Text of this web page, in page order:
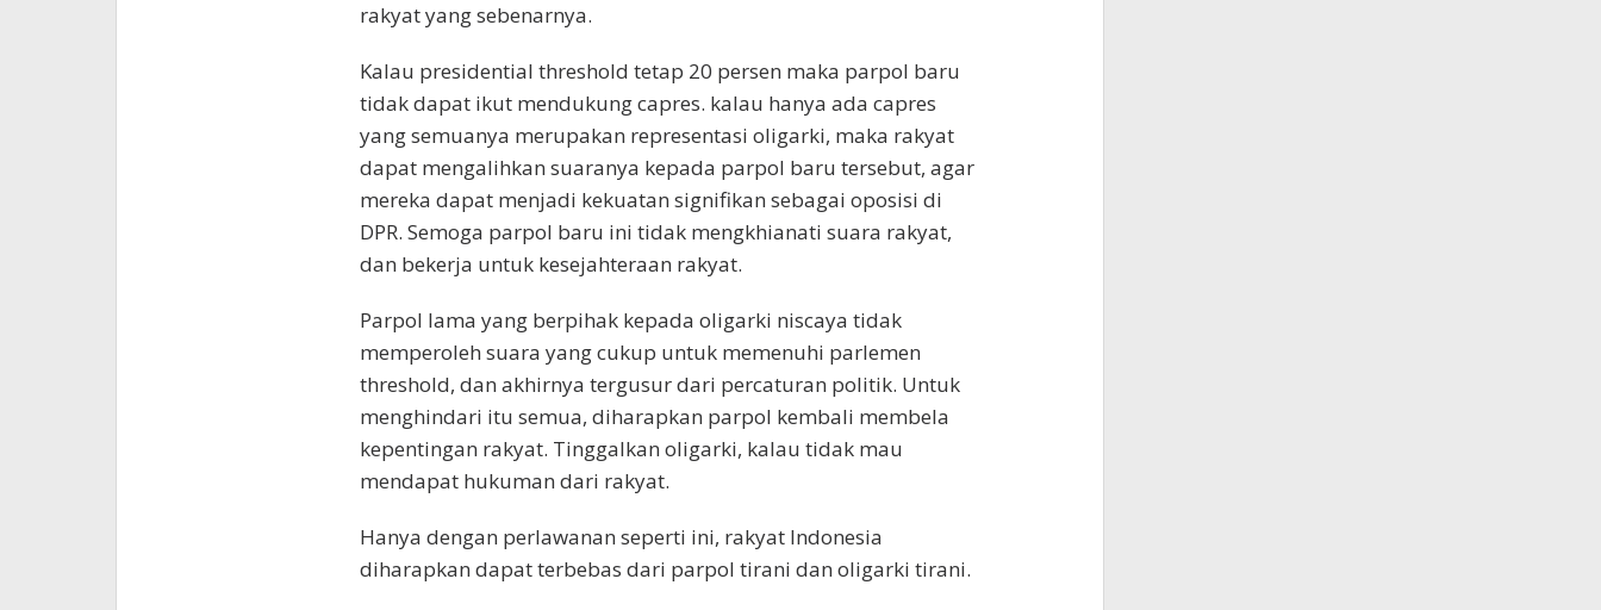
rakyat yang sebenarnya.
Kalau presidential threshold tetap 20 persen maka parpol baru
tidak dapat ikut mendukung capres. kalau hanya ada capres
yang semuanya merupakan representasi oligarki, maka rakyat
dapat mengalihkan suaranya kepada parpol baru tersebut, agar
mereka dapat menjadi kekuatan signifikan sebagai oposisi di
DPR. Semoga parpol baru ini tidak mengkhianati suara rakyat,
dan bekerja untuk kesejahteraan rakyat.
Parpol lama yang berpihak kepada oligarki niscaya tidak
memperoleh suara yang cukup untuk memenuhi parlemen
threshold, dan akhirnya tergusur dari percaturan politik. Untuk
menghindari itu semua, diharapkan parpol kembali membela
kepentingan rakyat. Tinggalkan oligarki, kalau tidak mau
mendapat hukuman dari rakyat.
Hanya dengan perlawanan seperti ini, rakyat Indonesia
diharapkan dapat terbebas dari parpol tirani dan oligarki tirani.